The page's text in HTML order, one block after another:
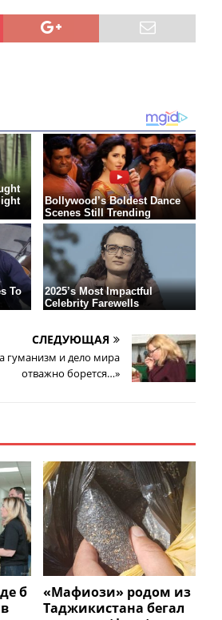
СЛЕДУЮЩАЯ
гуманизм и дело мира
отважно борется…»
б
«Мафиози» родом из
Таджикистана бегал